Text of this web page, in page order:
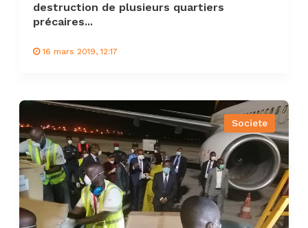
destruction de plusieurs quartiers
précaires...
16 mars 2019, 12:17
Societe